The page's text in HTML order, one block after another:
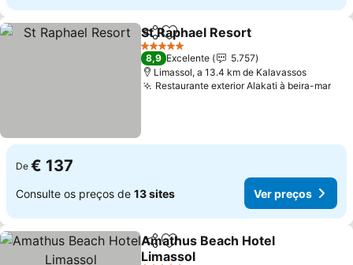
PartilharAdicionar aos favoritos
St Raphael Resort
5 Estrelas
8,9 Excelente
5.757
Limassol, a 13.4 km de Kalavassos
Restaurante exterior Alakati à beira-mar
De € 137
Consulte os preços de 13 sites Ver preços
PartilharAdicionar aos favoritos
Amathus Beach Hotel
Limassol